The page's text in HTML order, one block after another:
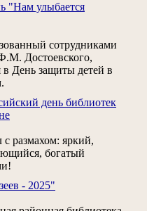
"Нам улыбается
сотрудниками
Достоевского,
в День защиты детей в
день библиотек
с размахом: яркий,
богатый
- 2025"